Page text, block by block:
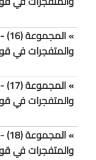
»
والمتفجرات في قوى
»
والمتفجرات في قوى
»
والمتفجرات في قوى